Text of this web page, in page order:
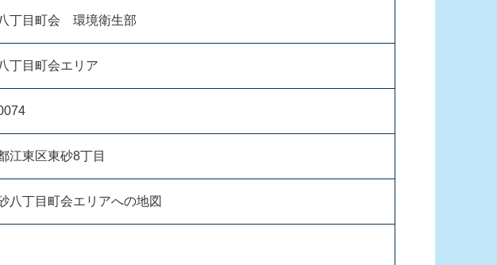
丁目町会 環境衛生部
丁目町会エリア
江東区東砂8丁目